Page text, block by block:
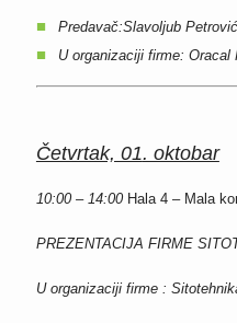
Predavač:Slavoljub Petrović
U organizaciji firme: Oracal
Četvrtak, 01. oktobar
10:00 – 14:00 Hala 4 – Mala
PREZENTACIJA FIRME
U organizaciji firme :